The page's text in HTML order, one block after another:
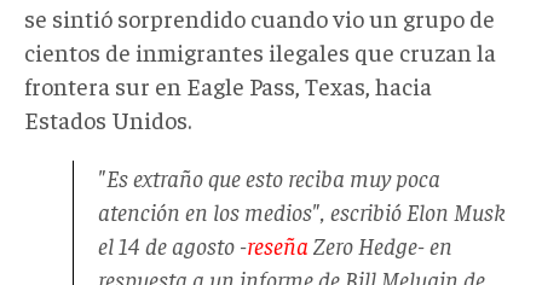
se sintió sorprendido cuando vio un grupo de
cientos de inmigrantes ilegales que cruzan la
frontera sur en Eagle Pass, Texas, hacia
Estados Unidos.
"Es extraño que esto reciba muy poca
atención en los medios", escribió Elon Musk
el 14 de agosto -reseña Zero Hedge- en
respuesta a un informe de Bill Melugin de